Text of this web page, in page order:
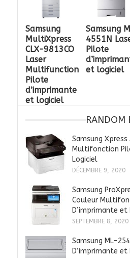
Samsung
MultiXpress
CLX-9813CO
Laser
Multifunction
Pilote
d’imprimante
et logiciel
Samsung
4551N
Pilote
et logiciel
RANDOM
Samsung Xpress
Multifonction
Logiciel
DÉCEMBRE 9, 2020
Samsung
Couleur
D’imprimante et
SEPTEMBRE 8, 2020
Samsung ML-
D’imprimante et